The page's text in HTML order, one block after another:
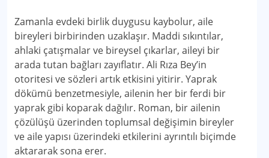
Zamanla evdeki birlik duygusu kaybolur, aile
bireyleri birbirinden uzaklaşır. Maddi sıkıntılar,
ahlaki çatışmalar ve bireysel çıkarlar, aileyi bir
arada tutan bağları zayıflatır. Ali Rıza Bey’in
otoritesi ve sözleri artık etkisini yitirir. Yaprak
dökümü benzetmesiyle, ailenin her bir ferdi bir
yaprak gibi koparak dağılır. Roman, bir ailenin
çözülüşü üzerinden toplumsal değişimin bireyler
ve aile yapısı üzerindeki etkilerini ayrıntılı biçimde
aktararak sona erer.